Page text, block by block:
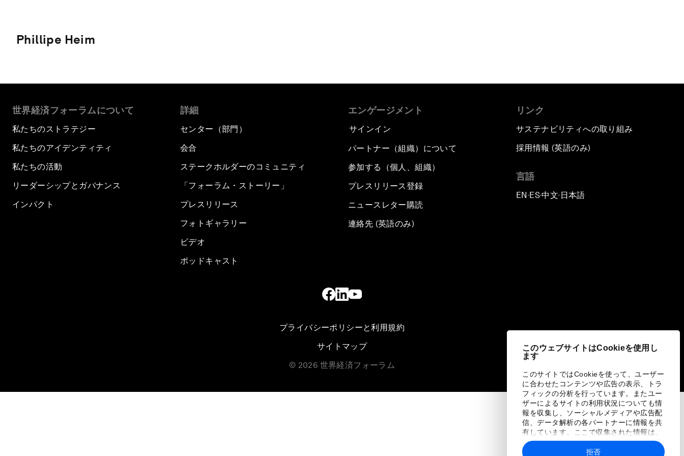
このウェブサイトはCookieを使用し
ます
このサイトではCookieを使って、ユーザー
に合わせたコンテンツや広告の表示、トラ
フィックの分析を行っています。またユー
ザーによるサイトの利用状況についても情
報を収集し、ソーシャルメディアや広告配
信、データ解析の各パートナーに情報を共
有しています。ここで収集された情報は、
ユーザーが各パートナーに提供した他の情
報や各パートナーのサービスを使用した際
拒否
Phillipe Heim
世界経済フォーラムについて
私たちのストラテジー
私たちのアイデンティティ
私たちの活動
リーダーシップとガバナンス
インパクト
詳細
センター（部門）
会合
ステークホルダーのコミュニティ
「フォーラム・ストーリー」
プレスリリース
フォトギャラリー
ビデオ
ポッドキャスト
エンゲージメント
サインイン
パートナー（組織）について
参加する（個人、組織）
プレスリリース登録
ニュースレター購読
連絡先 (英語のみ)
リンク
サステナビリティへの取り組み
採用情報 (英語のみ)
言語
EN ▪ES▪中文▪ 日本語
プライバシーポリシーと利用規約
サイトマップ
© 2026 世界経済フォーラム